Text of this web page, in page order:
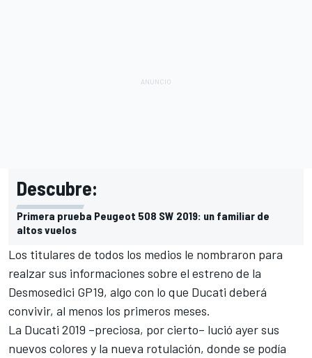
Descubre:
Primera prueba Peugeot 508 SW 2019: un familiar de
altos vuelos
Los titulares de todos los medios le nombraron para
realzar sus informaciones sobre el estreno de la
Desmosedici GP19, algo con lo que Ducati deberá
convivir, al menos los primeros meses.
La Ducati 2019 –preciosa, por cierto– lució ayer sus
nuevos colores y la nueva rotulación, donde se podía